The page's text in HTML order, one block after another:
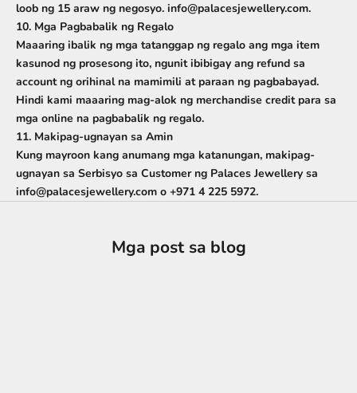
loob ng 15 araw ng negosyo. info@palacesjewellery.com.
10. Mga Pagbabalik ng Regalo
Maaaring ibalik ng mga tatanggap ng regalo ang mga item
kasunod ng prosesong ito, ngunit ibibigay ang refund sa
account ng orihinal na mamimili at paraan ng pagbabayad.
Hindi kami maaaring mag-alok ng merchandise credit para sa
mga online na pagbabalik ng regalo.
11. Makipag-ugnayan sa Amin
Kung mayroon kang anumang mga katanungan, makipag-
ugnayan sa Serbisyo sa Customer ng Palaces Jewellery sa
info@palacesjewellery.com o +971 4 225 5972.
Mga post sa blog